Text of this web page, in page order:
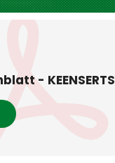
- KEENSERTS